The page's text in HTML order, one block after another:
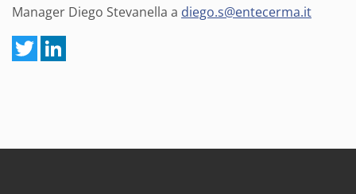
Manager Diego Stevanella a diego.s@entecerma.it